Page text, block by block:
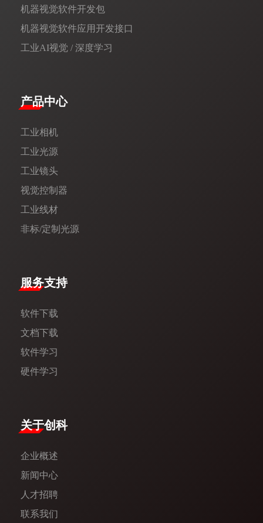
机器视觉软件开发包
机器视觉软件应用开发接口
工业AI视觉 / 深度学习
产品中心
工业相机
工业光源
工业镜头
视觉控制器
工业线材
非标/定制光源
服务支持
软件下载
文档下载
软件学习
硬件学习
​关于创科​
企业概述
新闻中心​
人才招聘
联系我们